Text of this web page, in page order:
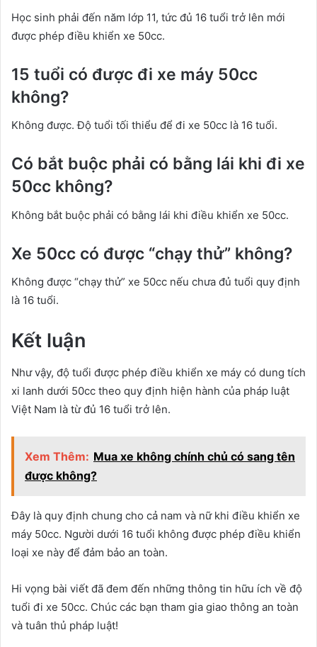
Học sinh phải đến năm lớp 11, tức đủ 16 tuổi trở lên mới
được phép điều khiển xe 50cc.
15 tuổi có được đi xe máy 50cc
không?
Không được. Độ tuổi tối thiểu để đi xe 50cc là 16 tuổi.
Có bắt buộc phải có bằng lái khi đi xe
50cc không?
Không bắt buộc phải có bằng lái khi điều khiển xe 50cc.
Xe 50cc có được “chạy thử” không?
Không được “chạy thử” xe 50cc nếu chưa đủ tuổi quy định
là 16 tuổi.
Kết luận
Như vậy, độ tuổi được phép điều khiển xe máy có dung tích
xi lanh dưới 50cc theo quy định hiện hành của pháp luật
Việt Nam là từ đủ 16 tuổi trở lên.
Xem Thêm: Mua xe không chính chủ có sang tên
được không?
Đây là quy định chung cho cả nam và nữ khi điều khiển xe
máy 50cc. Người dưới 16 tuổi không được phép điều khiển
loại xe này để đảm bảo an toàn.
Hi vọng bài viết đã đem đến những thông tin hữu ích về độ
tuổi đi xe 50cc. Chúc các bạn tham gia giao thông an toàn
và tuân thủ pháp luật!